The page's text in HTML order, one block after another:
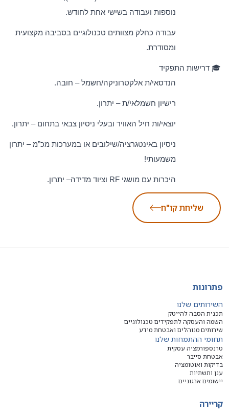
נוספות ועבודה בשישי אחת לחודש.
עבודה כחלק מצוותים טכנולוגיים בסביבה מקצועית
ומסודרת.
🎓 דרישות התפקיד
הנדסאי/ת אלקטרוניקה/חשמל – חובה.
רישיון חשמלאי/ת – יתרון.
יוצאי/ות חיל האוויר ובעלי ניסיון צבאי בתחום – יתרון.
ניסיון באינטגרציה/שילובים או במערכות מכ”מ – יתרון
משמעותי!
היכרות עם מושגי RF וציוד מדידה– יתרון.
שליחת קו"ח
פתרונות
השירותים שלנו
תכנית הסבה להייטק
השמה והעסקה לתפקידים טכנולוגיים
שירותים מנוהלים ואבטחת מידע
תחומי ההתמחות שלנו
טרנספורמציה עסקית
אבטחת סייבר
בדיקות ואוטומציה
ענן ותשתיות
יישומים ארגוניים
קריירה